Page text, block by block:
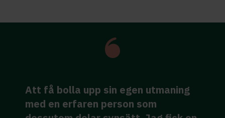
Att kunna sitta och prata med
någon som har gjort den resan